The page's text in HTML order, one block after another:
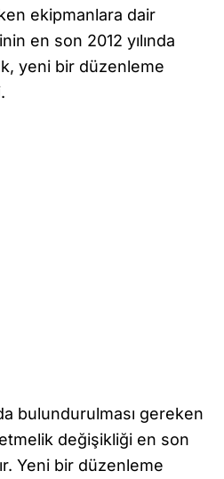
ekipmanlara dair
en son 2012 yılında
yeni bir düzenleme
bulundurulması gereken
değişikliği en son
Yeni bir düzenleme